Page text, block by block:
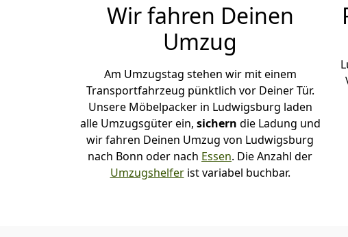
Wir fahren Deinen
Umzug
Am Umzugstag stehen wir mit einem
Transportfahrzeug pünktlich vor Deiner Tür.
Unsere Möbelpacker in Ludwigsburg laden
alle Umzugsgüter ein, sichern die Ladung und
wir fahren Deinen Umzug von Ludwigsburg
nach Bonn oder nach Essen. Die Anzahl der
Umzugshelferist variabel buchbar.